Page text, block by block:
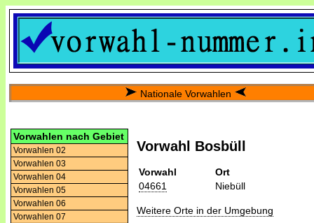
Nationale Vorwahlen
Vorwahlen nach Gebiet
Vorwahlen 02
Vorwahlen 03
Vorwahlen 04
Vorwahlen 05
Vorwahlen 06
Vorwahlen 07
Vorwahl Bosbüll
Vorwahl
Ort
04661
Niebüll
Weitere Orte in der Umgebung